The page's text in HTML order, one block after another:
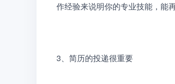
作经验来说明你的专业技能，能
3、 简历的投递很重要